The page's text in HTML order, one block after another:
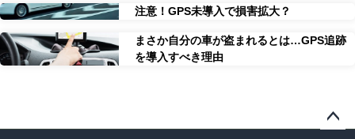
注意！GPS未導入で損害拡大？
まさか自分の車が盗まれるとは…GPS追跡
を導入すべき理由